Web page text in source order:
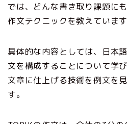
では、どんな書き取り課題に
作文テクニックを教えています
具体的な内容としては、日本
文を構成することについて学
文章に仕上げる技術を例文を
す。